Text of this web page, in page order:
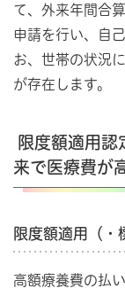
て、外来年間合
申請を行い、自
お、世帯の状況
が存在します。
限度額適用認
来で医療費が
限度額適用（・
高額療養費の払